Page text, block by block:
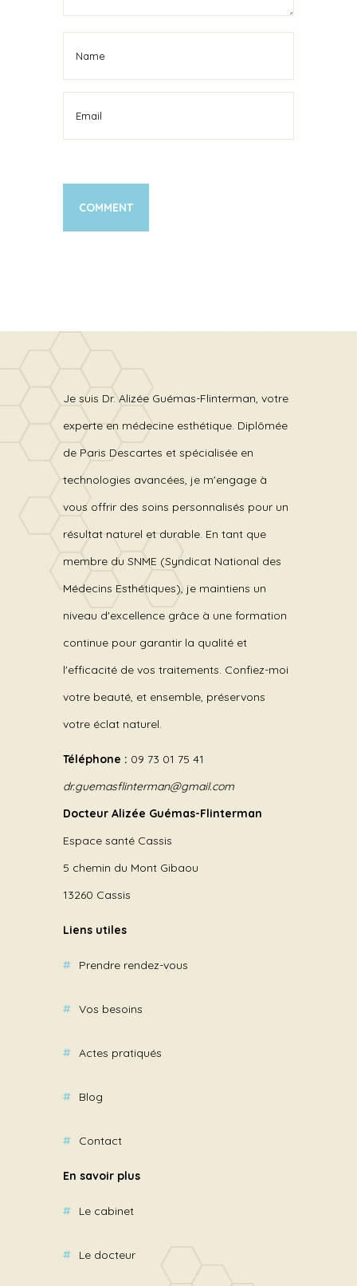
Je suis Dr. Alizée Guémas-Flinterman, votre
experte en médecine esthétique. Diplômée
de Paris Descartes et spécialisée en
technologies avancées, je m'engage à
vous offrir des soins personnalisés pour un
résultat naturel et durable. En tant que
membre du SNME (Syndicat National des
Médecins Esthétiques), je maintiens un
niveau d'excellence grâce à une formation
continue pour garantir la qualité et
l'efficacité de vos traitements. Confiez-moi
votre beauté, et ensemble, préservons
votre éclat naturel.
Téléphone : 09 73 01 75 41
dr.guemasflinterman@gmail.com
Docteur Alizée Guémas-Flinterman
Espace santé Cassis
5 chemin du Mont Gibaou
13260 Cassis
Liens utiles
Prendre rendez-vous
Vos besoins
Actes pratiqués
Blog
Contact
En savoir plus
Le cabinet
Le docteur